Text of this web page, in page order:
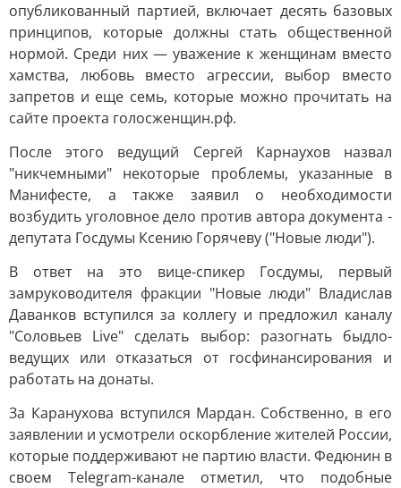
опубликованный партией, включает десять базовых
принципов, которые должны стать общественной
нормой. Среди них — уважение к женщинам вместо
хамства, любовь вместо агрессии, выбор вместо
запретов и еще семь, которые можно прочитать на
сайте проекта голосженщин.рф.
После этого ведущий Сергей Карнаухов назвал
"никчемными" некоторые проблемы, указанные в
Манифесте, а также заявил о необходимости
возбудить уголовное дело против автора документа -
депутата Госдумы Ксению Горячеву ("Новые люди").
В ответ на это вице-спикер Госдумы, первый
замруководителя фракции "Новые люди" Владислав
Даванков вступился за коллегу и предложил каналу
"Соловьев Live" сделать выбор: разогнать быдло-
ведущих или отказаться от госфинансирования и
работать на донаты.
За Каранухова вступился Мардан. Собственно, в его
заявлении и усмотрели оскорбление жителей России,
которые поддерживают не партию власти. Федюнин в
своем Telegram-канале отметил, что подобные